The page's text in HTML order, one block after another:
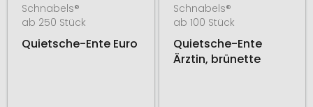
Schnabels®
ab 250 Stück
Quietsche-Ente Euro
Schnabels®
ab 100 Stück
Quietsche-Ente
Ärztin, brünette